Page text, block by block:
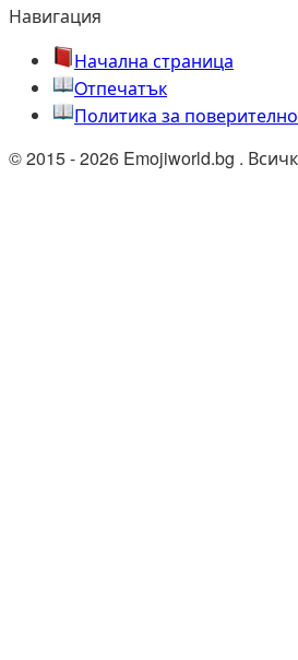
Навигация
Начална страница
Oтпечатък
Политика за
© 2015 - 2026 Emojiworld.bg .